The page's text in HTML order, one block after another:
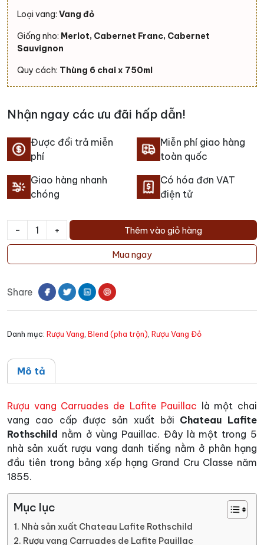
Loại vang: Vang đỏ
Giống nho: Merlot, Cabernet Franc, Cabernet
Sauvignon
Quy cách: Thùng 6 chai x 750ml
Nhận ngay các ưu đãi hấp dẫn!
Được đổi trả miễn
phí
Miễn phí giao hàng
toàn quốc
Giao hàng nhanh
chóng
Có hóa đơn VAT
điện tử
-
Rượu
Carruades
Lafite
lượng
+ Thêm vào giỏ hàng
Mua ngay
Share
Danh mục: Rượu Vang, Blend (pha trộn), Rượu Vang Đỏ
Mô tả
Rượu vang Carruades de Lafite Pauillac là một chai
vang cao cấp được sản xuất bởi Chateau Lafite
Rothschild nằm ở vùng Pauillac. Đây là một trong 5
nhà sản xuất rượu vang danh tiếng nằm ở phân hạng
đầu tiên trong bảng xếp hạng Grand Cru Classe năm
1855.
Mục lục
Nhà sản xuất Chateau Lafite Rothschild
Rượu vang Carruades de Lafite Pauillac